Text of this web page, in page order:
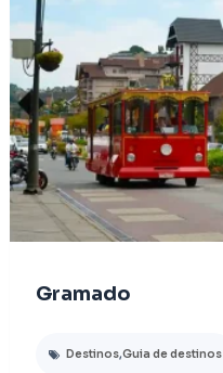
Gramado
Destinos,Guia de destinos